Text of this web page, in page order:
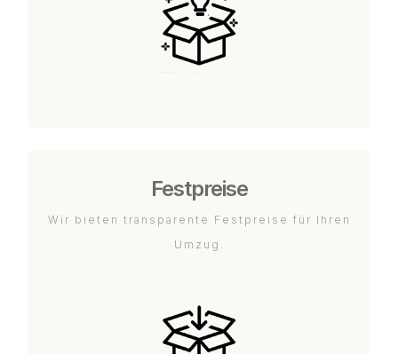
Festpreise
Wir bieten transparente Festpreise für Ihren
Umzug.